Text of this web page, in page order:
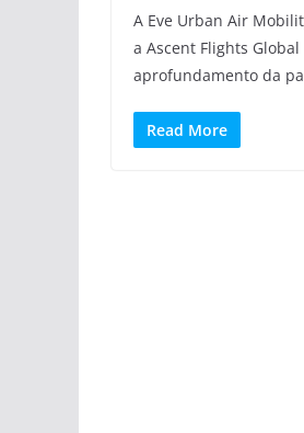
A Eve Urban Air
a Ascent Flights
aprofundamento da
Read More